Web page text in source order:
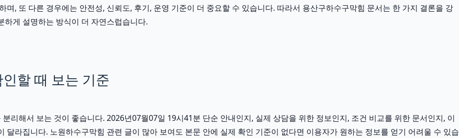
며, 또 다른 경우에는 안전성, 신뢰도, 후기, 운영 기준이 더 중요할 수 있습니다. 따라서 용산구하수구막힘 문서는 한 가지 결론을 강
게 설명하는 방식이 더 자연스럽습니다.
할 때 보는 기준
리해서 보는 것이 좋습니다. 2026년07월07일 19시41분 단순 안내인지, 실제 상담을 위한 정보인지, 조건 비교를 위한 문서인지, 이
달라집니다. 노원하수구막힘 관련 글이 많아 보여도 본문 안에 실제 확인 기준이 없다면 이용자가 원하는 정보를 얻기 어려울 수 있습